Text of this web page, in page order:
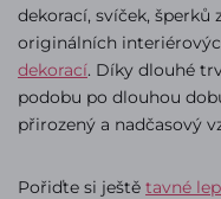
dekorací, svíček, šperků
originálních
dekorací. Díky dlouhé
podobu po dlouhou
přirozený a nadčasový
Pořiďte si ještě tavné